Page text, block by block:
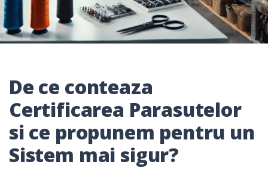
De ce conteaza
Certificarea Parasutelor
si ce propunem pentru un
Sistem mai sigur?